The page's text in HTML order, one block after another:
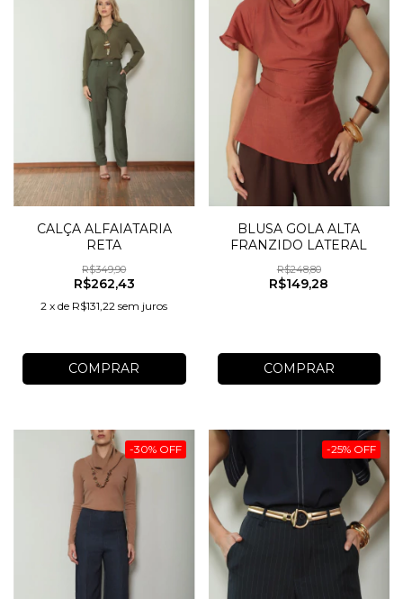
CALÇA ALFAIATARIA
RETA
R$349,90
R$262,43
2 xde R$131,22 sem juros
COMPRAR
BLUSA GOLA ALTA
FRANZIDO LATERAL
R$248,80
R$149,28
COMPRAR
-30% OFF -25% OFF